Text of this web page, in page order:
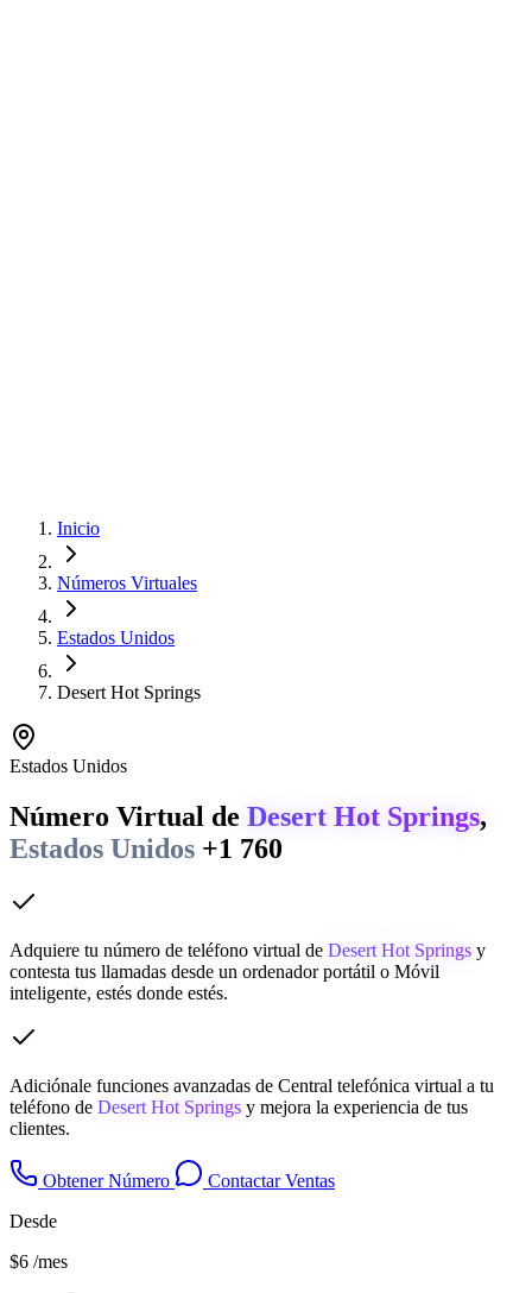
Inicio
Números Virtuales
Estados Unidos
Desert Hot Springs
Estados Unidos
Número Virtual de Desert Hot Springs,
Estados Unidos +1 760
Adquiere tu número de teléfono virtual de Desert Hot Springs y
contesta tus llamadas desde un ordenador portátil o Móvil
inteligente, estés donde estés.
Adiciónale funciones avanzadas de Central telefónica virtual a tu
teléfono de Desert Hot Springs y mejora la experiencia de tus
clientes.
Obtener Número
Contactar Ventas
Desde
$6 /mes